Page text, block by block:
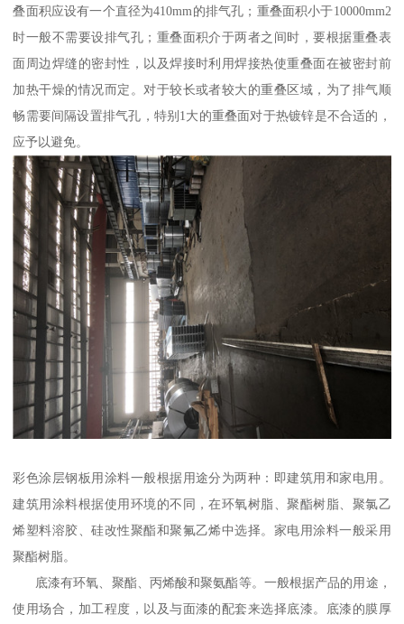
叠面积应设有一个直径为410mm的排气孔；重叠面积小于10000mm2
时一般不需要设排气孔；重叠面积介于两者之间时，要根据重叠表
面周边焊缝的密封性，以及焊接时利用焊接热使重叠面在被密封前
加热干燥的情况而定。对于较长或者较大的重叠区域，为了排气顺
畅需要间隔设置排气孔，特别1大的重叠面对于热镀锌是不合适的，
应予以避免。
彩色涂层钢板用涂料一般根据用途分为两种：即建筑用和家电用。
建筑用涂料根据使用环境的不同，在环氧树脂、聚酯树脂、聚氯乙
烯塑料溶胶、硅改性聚酯和聚氟乙烯中选择。家电用涂料一般采用
聚酯树脂。
底漆有环氧、聚酯、丙烯酸和聚氨酯等。一般根据产品的用途，
使用场合，加工程度，以及与面漆的配套来选择底漆。底漆的膜厚